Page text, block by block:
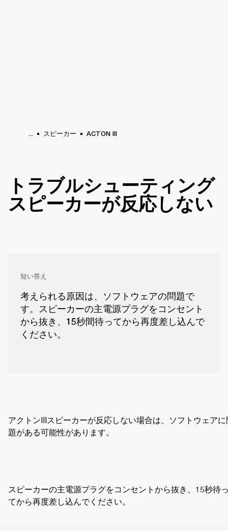
... スピーカー ACTON III
トラブルシューティング
スピーカーが反応しない
短い答え
考えられる原因は、ソフトウェアの問題で
す。スピーカーの主電源プラグをコンセント
から抜き、15秒間待ってから再度差し込んで
ください。
アクトンIIIスピーカーが反応しない場合は、ソフトウェアに
題がある可能性があります。
スピーカーの主電源プラグをコンセントから抜き、15秒待
てから再度差し込んでください。